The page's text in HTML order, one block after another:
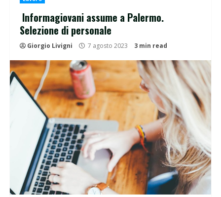
Informagiovani assume a Palermo.
Selezione di personale
Giorgio Livigni 7 agosto 2023 3 min read